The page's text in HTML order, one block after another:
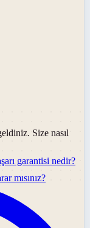
Size nasıl
garantisi nedir?
mısınız?